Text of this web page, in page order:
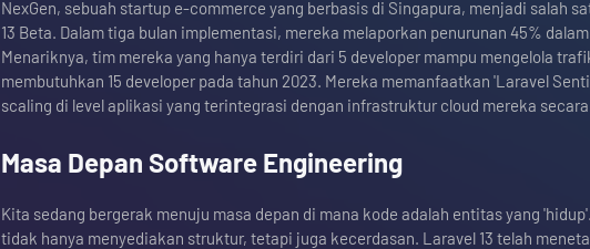
NexGen, sebuah startup e-commerce yang berbasis di Singapura, menjadi salah
13 Beta. Dalam tiga bulan implementasi, mereka melaporkan penurunan 45%
Menariknya, tim mereka yang hanya terdiri dari 5 developer mampu mengelola
membutuhkan 15 developer pada tahun 2023. Mereka memanfaatkan 'Laravel
scaling di level aplikasi yang terintegrasi dengan infrastruktur cloud mereka
Masa Depan Software Engineering
Kita sedang bergerak menuju masa depan di mana kode adalah entitas yang
tidak hanya menyediakan struktur, tetapi juga kecerdasan. Laravel 13 telah